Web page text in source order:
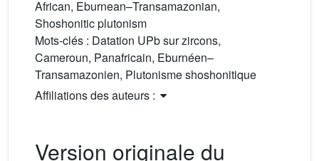
African, Eburnean–Transamazonian,
Shoshonitic plutonism
Mots-clés : Datation UPb sur zircons,
Cameroun, Panafricain, Eburnéen–
Transamazonien, Plutonisme shoshonitique
Affiliations des auteurs :
Version originale du